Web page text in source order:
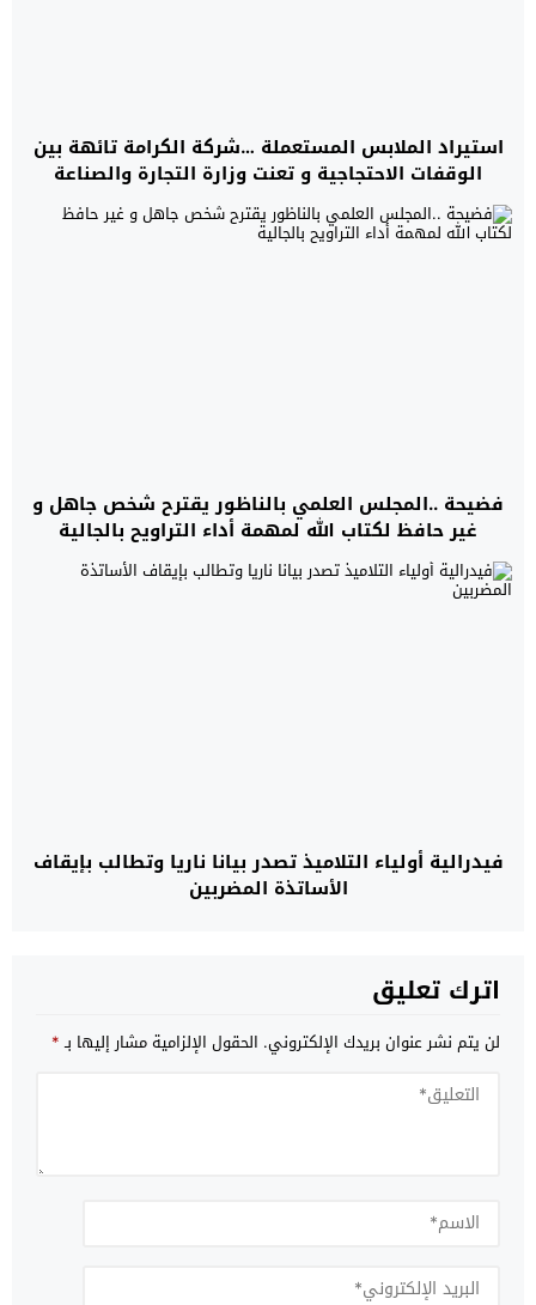
استيراد الملابس المستعملة …شركة الكرامة تائهة بين
الوقفات الاحتجاجية و تعنت وزارة التجارة والصناعة
فضيحة ..المجلس العلمي بالناظور يقترح شخص جاهل و
غير حافظ لكتاب الله لمهمة أداء التراويح بالجالية
فيدرالية أولياء التلاميذ تصدر بيانا ناريا وتطالب بإيقاف
الأساتذة المضربين
اترك تعليق
لن يتم نشر عنوان بريدك الإلكتروني. الحقول الإلزامية مشار إليها بـ*